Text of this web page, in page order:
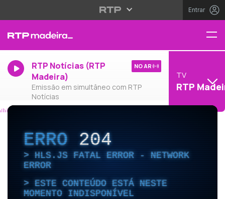
Entrar
RTP Notícias (RTP
Madeira)
Emissão em simultâneo com RTP
Notícias
NO AR
TV
RTP
ERRO204
HLS.JS FATAL ERROR - NETWORK
ERROR
ESTE CONTEÚDO ESTÁ NESTE
MOMENTO INDISPONÍVEL